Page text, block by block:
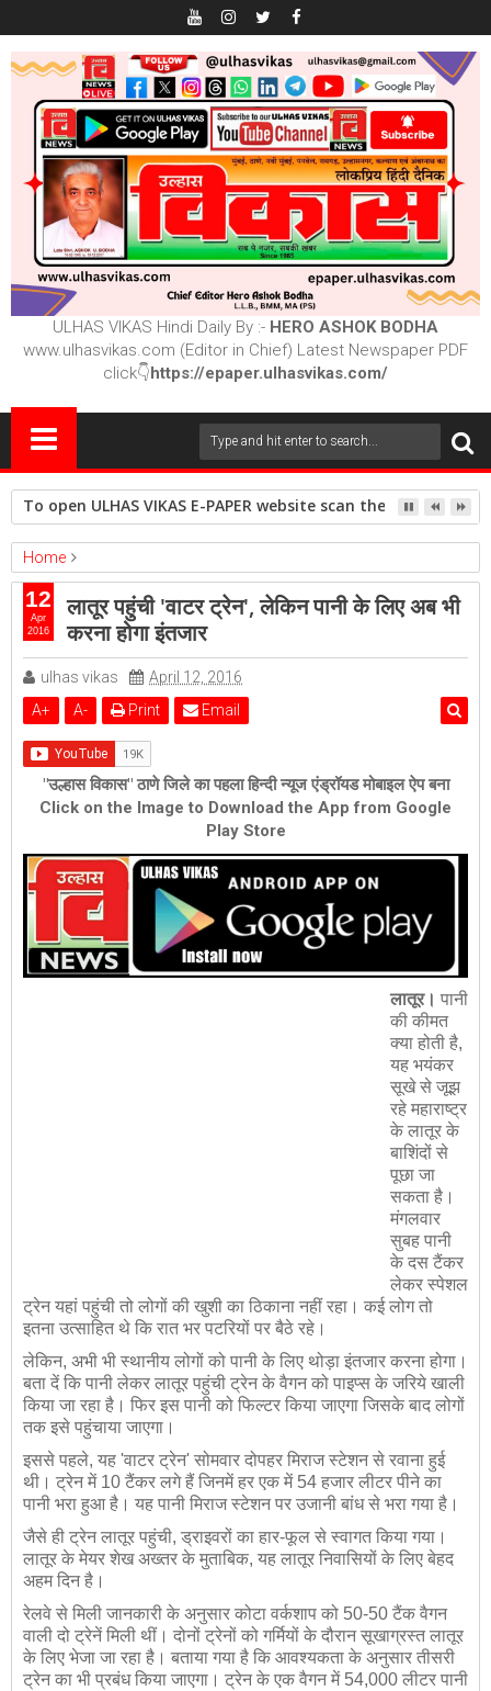
ULHAS VIKAS Hindi Daily By :- HERO ASHOK BODHA
www.ulhasvikas.com (Editor in Chief) Latest Newspaper PDF
click👇https://epaper.ulhasvikas.com/
To open ULHAS VIKAS E-PAPER website scan the QR
Home
maharashtra
लातूर पहुंची 'वाटर ट्रेन', लेकिन पानी के लिए अब भी करना होगा इंतजार
लातूर पहुंची 'वाटर ट्रेन', लेकिन पानी के लिए अब भी
करना होगा इंतजार
ulhas vikas
April 12, 2016
A+ A- Print Email
"उल्हास विकास" ठाणे जिले का पहला हिन्दी न्यूज एंड्रॉयड मोबाइल ऐप बना
Click on the Image to Download the App from Google
Play Store
लातूर। पानी
की कीमत
क्या होती है,
यह भयंकर
सूखे से जूझ
रहे महाराष्ट्र
के लातूर के
बाशिंदों से
पूछा जा
सकता है।
मंगलवार
सुबह पानी
के दस टैंकर
लेकर स्पेशल
ट्रेन यहां पहुंची तो लोगों की खुशी का ठिकाना नहीं रहा। कई लोग तो
इतना उत्साहित थे कि रात भर पटरियों पर बैठे रहे।
लेकिन, अभी भी स्थानीय लोगों को पानी के लिए थोड़ा इंतजार करना होगा।
बता दें कि पानी लेकर लातूर पहुंची ट्रेन के वैगन को पाइप्स के जरिये खाली
किया जा रहा है। फिर इस पानी को फिल्टर किया जाएगा जिसके बाद लोगों
तक इसे पहुंचाया जाएगा।
इससे पहले, यह 'वाटर ट्रेन' सोमवार दोपहर मिराज स्‍टेशन से रवाना हुई
थी। ट्रेन में 10 टैंकर लगे हैं जिनमें हर एक में 54 हजार लीटर पीने का
पानी भरा हुआ है। यह पानी मिराज स्‍टेशन पर उजानी बांध से भरा गया है।
जैसे ही ट्रेन लातूर पहुंची, ड्राइवरों का हार-फूल से स्वागत किया गया।
लातूर के मेयर शेख अख्तर के मुताबिक, यह लातूर निवासियों के लिए बेहद
अहम दिन है।
रेलवे से मिली जानकारी के अनुसार कोटा वर्कशाप को 50-50 टैंक वैगन
वाली दो ट्रेनें मिली थीं। दोनों ट्रेनों को गर्मियों के दौरान सूखाग्रस्त लातूर
के लिए भेजा जा रहा है। बताया गया है कि आवश्यकता के अनुसार तीसरी
ट्रेन का भी प्रबंध किया जाएगा। ट्रेन के एक वैगन में 54,000 लीटर पानी
12
Apr
2016